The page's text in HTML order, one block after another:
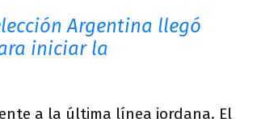
Argentina llegó
iniciar la
a la última línea jordana. El